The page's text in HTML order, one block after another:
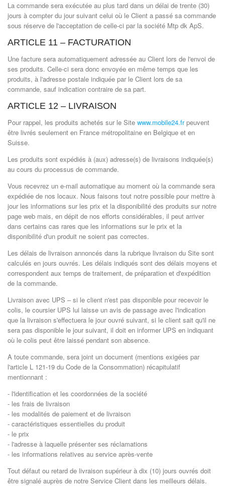
La commande sera exécutée au plus tard dans un délai de trente (30)
jours à compter du jour suivant celui où le Client a passé sa commande
sous réserve de l'acceptation de celle-ci par la société Mtp dk ApS.
ARTICLE 11 – FACTURATION
Une facture sera automatiquement adressée au Client lors de l'envoi de
ses produits. Celle-ci sera donc envoyée en même temps que les
produits, à l'adresse postale indiquée par le Client lors de sa
commande, sauf indication contraire de sa part.
ARTICLE 12 – LIVRAISON
Pour rappel, les produits achetés sur le Site www.mobile24.frpeuvent
être livrés seulement en France métropolitaine en Belgique et en
Suisse.
Les produits sont expédiés à (aux) adresse(s) de livraisons indiquée(s)
au cours du processus de commande.
Vous recevrez un e-mail automatique au moment où la commande sera
expédiée de nos locaux. Nous faisons tout notre possible pour mettre à
jour les informations sur les prix et la disponibilité des produits sur notre
page web mais, en dépit de nos efforts considérables, il peut arriver
dans certains cas rares que les informations sur le prix et la
disponibilité d'un produit ne soient pas correctes.
Les délais de livraison annoncés dans la rubrique livraison du Site sont
calculés en jours ouvrés. Les délais indiqués sont des délais moyens et
correspondent aux temps de traitement, de préparation et d'expédition
de la commande.
Livraison avec UPS – si le client n'est pas disponible pour recevoir le
colis, le coursier UPS lui laisse un avis de passage avec l'indication
que la livraison s'effectuera le jour ouvré suivant, si le client sait qu'il ne
sera pas disponible le jour suivant, il doit en informer UPS en indiquant
où le colis peut être laissé pendant son absence.
A toute commande, sera joint un document (mentions exigées par
l'article L 121-19 du Code de la Consommation) récapitulatif
mentionnant :
- l'identification et les coordonnées de la société
- les frais de livraison
- les modalités de paiement et de livraison
- caractéristiques essentielles du produit
- le prix
- l'adresse à laquelle présenter ses réclamations
- les informations relatives au service après-vente
Tout défaut ou retard de livraison supérieur à dix (10) jours ouvrés doit
être signalé auprès de notre Service Client dans les meilleurs délais.